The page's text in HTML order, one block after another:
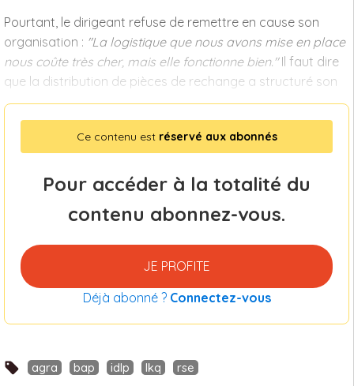
Pourtant, le dirigeant refuse de remettre en cause son
organisation : "La logistique que nous avons mise en place
nous coûte très cher, mais elle fonctionne bien."Il faut dire
que la distribution de pièces de rechange a structuré son
Ce contenu est réservé aux abonnés
Pour accéder à la totalité du
contenu abonnez-vous.
JE PROFITE
Déjà abonné ? Connectez-vous
agra bap idlp lkq rse